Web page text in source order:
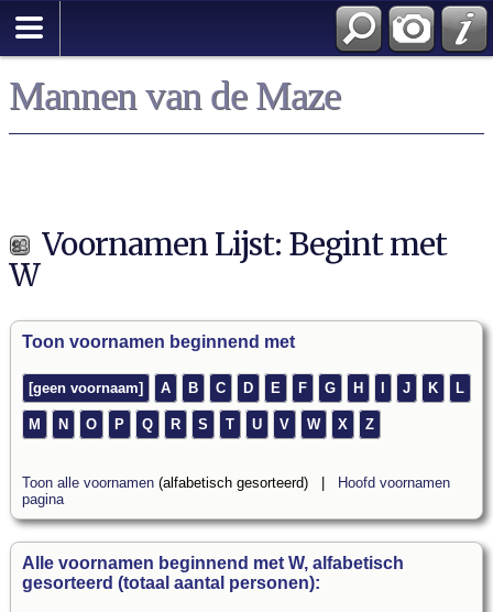
Mannen van de Maze
Voornamen Lijst: Begint met
W
Toon voornamen beginnend met
[geen voornaam] A B C D E F G H J K L
M N O P Q R S T U V W X Z
Toon alle voornamen (alfabetisch gesorteerd) | Hoofd voornamen
pagina
Alle voornamen beginnend met W, alfabetisch
gesorteerd (totaal aantal personen):